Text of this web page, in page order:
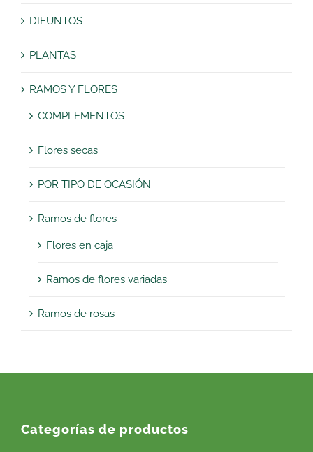
DIFUNTOS
PLANTAS
RAMOS Y FLORES
COMPLEMENTOS
Flores secas
POR TIPO DE OCASIÓN
Ramos de flores
Flores en caja
Ramos de flores variadas
Ramos de rosas
Categorías de productos